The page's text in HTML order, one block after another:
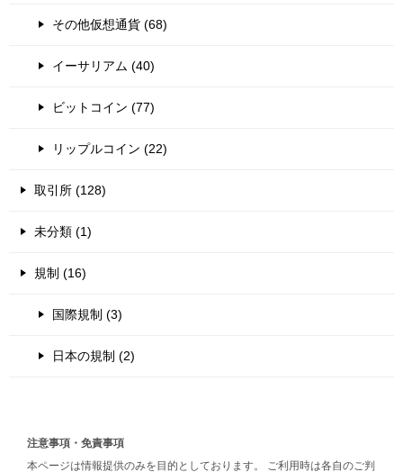
その他仮想通貨 (68)
イーサリアム (40)
ビットコイン (77)
リップルコイン (22)
取引所 (128)
未分類 (1)
規制 (16)
国際規制 (3)
日本の規制 (2)
注意事項・免責事項
本ページは情報提供のみを目的としております。 ご利用時は各自のご判